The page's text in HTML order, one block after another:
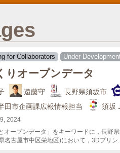
for Collaborators Under
りオープンデータ
遠藤守
長野県須坂市
田市企画課広報情報担当
須坂
2024
オープンデータ」をキーワードに，長
名古屋市中区栄地区)において，3Dプリン